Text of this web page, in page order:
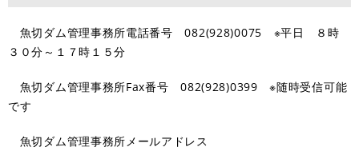
魚切ダム管理事務所電話番号 082(928)0075 ※平日 ８時
３０分～１７時１５分
魚切ダム管理事務所Fax番号 082(928)0399 ※随時受信可能
です
魚切ダム管理事務所メールアドレス